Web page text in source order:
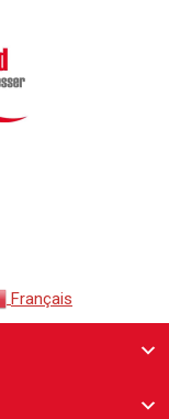
Français